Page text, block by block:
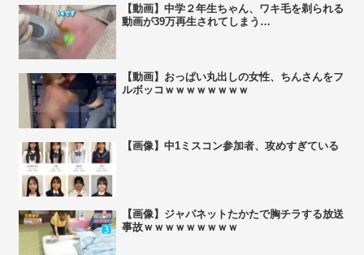
【動画】中学２年生ちゃん、ワキ毛を剃られる
動画が39万再生されてしまう…
【動画】おっぱい丸出しの女性、ちんさんをフ
ルボッコｗｗｗｗｗｗｗｗ
【画像】中1ミスコン参加者、攻めすぎている
【画像】ジャパネットたかたで胸チラする放送
事故ｗｗｗｗｗｗｗｗｗ